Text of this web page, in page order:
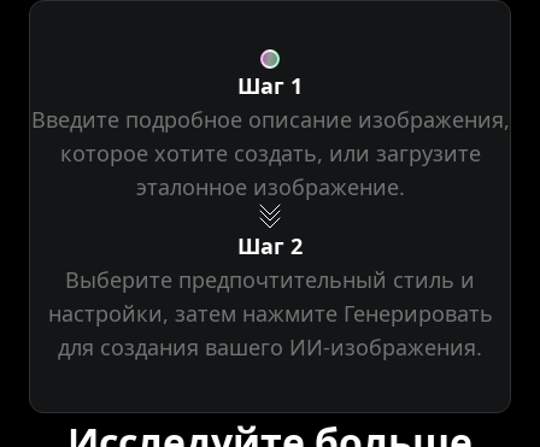
Шаг 1
Введите подробное описание изображения,
которое хотите создать, или загрузите
эталонное изображение.
Шаг 2
Выберите предпочтительный стиль и
настройки, затем нажмите Генерировать
для создания вашего ИИ-изображения.